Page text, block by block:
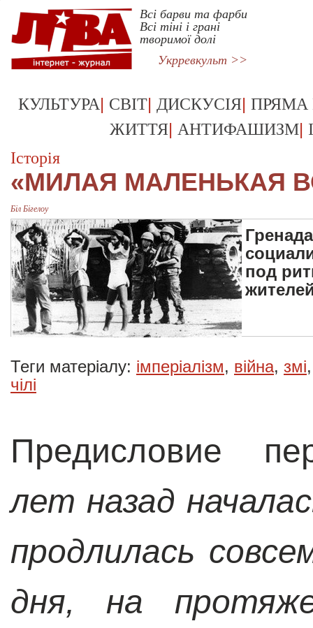
Всі барви та фарби
Всі тіні і грані
творимої долі
Укрревкульт >>
КУЛЬТУРА| СВІТ| ДИСКУСІЯ| ПРЯМА
ЖИТТЯ| АНТИФАШИЗМ|
Історія
«МИЛАЯ МАЛЕНЬКАЯ
Біл Бігелоу
под
Теги матеріалу: імперіалізм, війна, змі
чілі
Предисловие
лет назад
продлилась
дня, на